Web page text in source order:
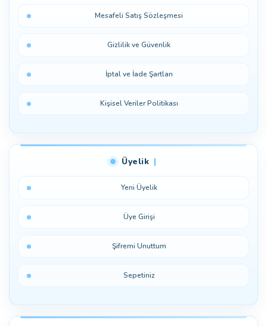
Mesafeli Satış Sözleşmesi
Gizlilik ve Güvenlik
İptal ve İade Şartları
Kişisel Veriler Politikası
Üyelik
Yeni Üyelik
Üye Girişi
Şifremi Unuttum
Sepetiniz